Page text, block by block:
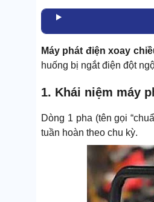
Máy phát điện xoay
huống bị ngắt điện đột
1. Khái niệm máy
Dòng 1 pha (tên gọi
tuần hoàn theo chu kỳ.